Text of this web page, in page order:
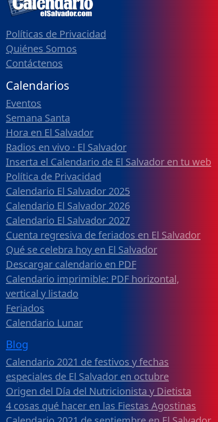
Políticas de Privacidad
Quiénes Somos
Contáctenos
Calendarios
Eventos
Semana Santa
Hora en El Salvador
Radios en vivo · El Salvador
Inserta el Calendario de El Salvador en tu web
Política de Privacidad
Calendario El Salvador 2025
Calendario El Salvador 2026
Calendario El Salvador 2027
Cuenta regresiva de feriados en El Salvador
Qué se celebra hoy en El Salvador
Descargar calendario en PDF
Calendario imprimible: PDF horizontal,
vertical y listado
Feriados
Calendario Lunar
Blog
Calendario 2021 de festivos y fechas
especiales de El Salvador en octubre
Origen del Día del Nutricionista y Dietista
4 cosas qué hacer en las Fiestas Agostinas